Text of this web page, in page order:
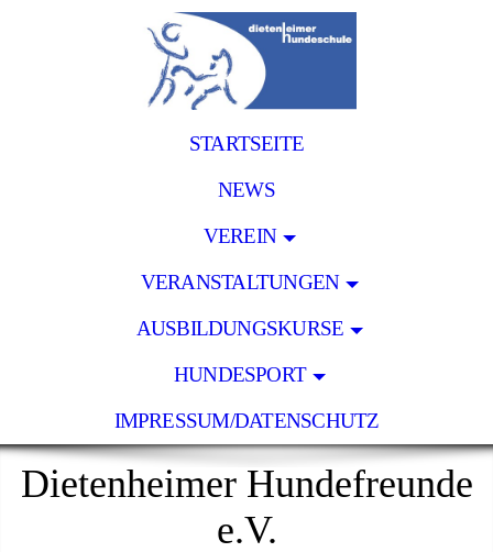
STARTSEITE
NEWS
VEREIN
VERANSTALTUNGEN
AUSBILDUNGSKURSE
HUNDESPORT
IMPRESSUM/DATENSCHUTZ
Dietenheimer Hundefreunde
e.V.